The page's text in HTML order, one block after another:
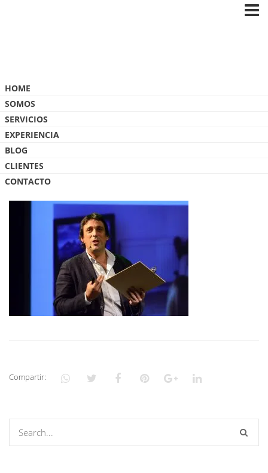
HOME
SOMOS
SERVICIOS
EXPERIENCIA
BLOG
CLIENTES
CONTACTO
REACHINGU – TBSX – 115 – _ODP2462
21 SEPTIEMBRE, 2017
Compartir: